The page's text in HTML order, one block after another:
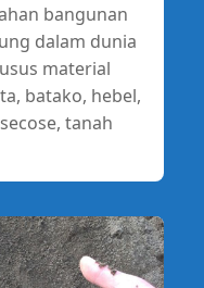
bangunan
dalam dunia
material
batako, hebel,
tanah